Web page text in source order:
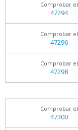
Comprobar el
47294
Comprobar el
47296
Comprobar el
47298
Comprobar el
47300